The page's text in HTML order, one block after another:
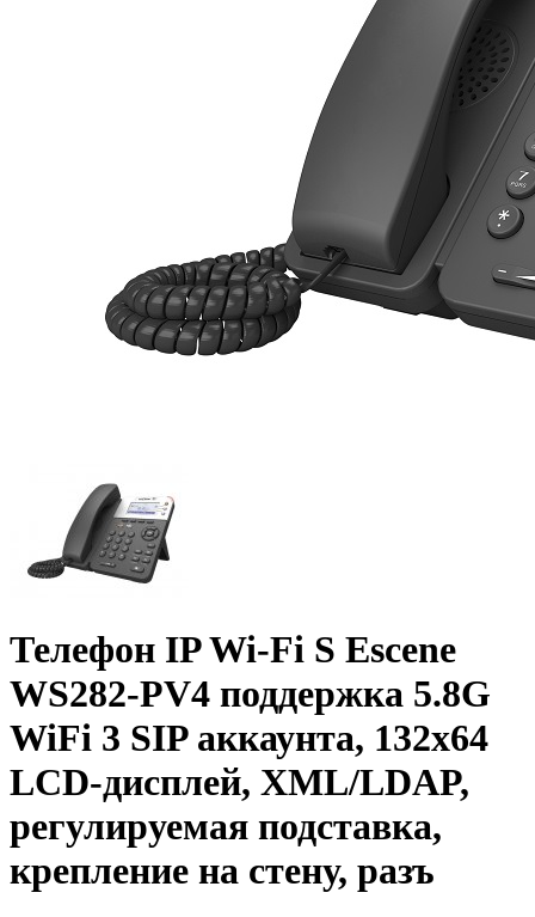
Телефон IP Wi-Fi S Escene
WS282-PV4 поддержка 5.8G
WiFi 3 SIP аккаунта, 132x64
LCD-дисплей, XML/­LDAP,
регулируемая подставка,
крепление на стену, разъ